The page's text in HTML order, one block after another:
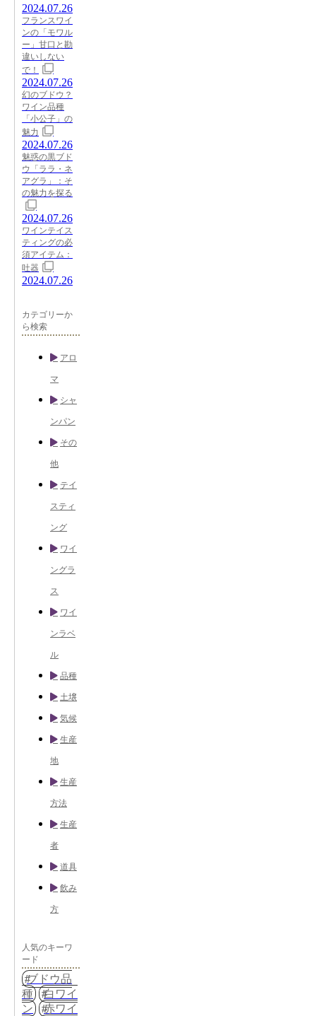
2024.07.26
フランスワイ
ンの「モワル
ー」甘口と勘
違いしない
で！
2024.07.26
幻のブドウ？
ワイン品種
「小公子」の
魅力
2024.07.26
魅惑の黒ブド
ウ「ララ・ネ
アグラ」：そ
の魅力を探る
2024.07.26
ワインテイス
ティングの必
須アイテム：
吐器
2024.07.26
カテゴリーか
ら検索
アロ
マ
シャ
ンパン
その
他
テイ
スティ
ング
ワイ
ングラ
ス
ワイ
ンラベ
ル
品種
土壌
気候
生産
地
生産
方法
生産
者
道具
飲み
方
人気のキーワ
ード
ブドウ品
種
白ワイ
ン
赤ワイ